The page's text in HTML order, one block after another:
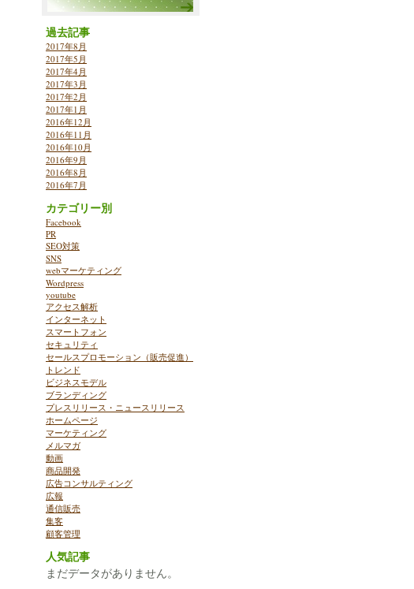
過去記事
2017年8月
2017年5月
2017年4月
2017年3月
2017年2月
2017年1月
2016年12月
2016年11月
2016年10月
2016年9月
2016年8月
2016年7月
カテゴリー別
Facebook
PR
SEO対策
SNS
webマーケティング
Wordpress
youtube
アクセス解析
インターネット
スマートフォン
セキュリティ
セールスプロモーション（販売促進）
トレンド
ビジネスモデル
ブランディング
プレスリリース・ニュースリリース
ホームページ
マーケティング
メルマガ
動画
商品開発
広告コンサルティング
広報
通信販売
集客
顧客管理
人気記事
まだデータがありません。